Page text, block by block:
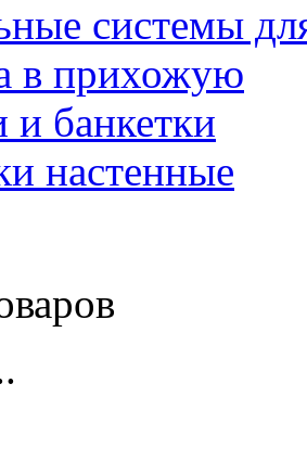
системы
в прихожую
и банкетки
настенные